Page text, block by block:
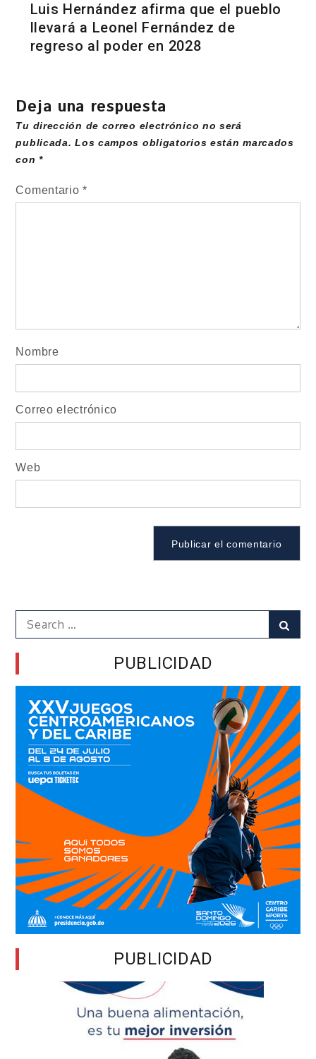
Luis Hernández afirma que el pueblo
llevará a Leonel Fernández de
regreso al poder en 2028
Deja una respuesta
Tu dirección de correo electrónico no será
publicada. Los campos obligatorios están marcados
con*
Comentario*
Nombre
Correo electrónico
Web
Search
for:
PUBLICIDAD
PUBLICIDAD